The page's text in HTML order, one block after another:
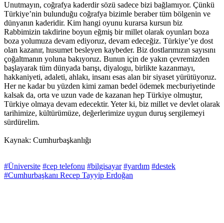
Unutmayın, coğrafya kaderdir sözü sadece bizi bağlamıyor. Çünkü
Türkiye’nin bulunduğu coğrafya bizimle beraber tüm bölgenin ve
dünyanın kaderidir. Kim hangi oyunu kurarsa kursun biz
Rabbimizin takdirine boyun eğmiş bir millet olarak oyunları boza
boza yolumuza devam ediyoruz, devam edeceğiz. Türkiye’ye dost
olan kazanır, husumet besleyen kaybeder. Biz dostlarımızın sayısını
çoğaltmanın yoluna bakıyoruz. Bunun için de yakın çevremizden
başlayarak tüm dünyada barışı, diyalogu, birlikte kazanmayı,
hakkaniyeti, adaleti, ahlakı, insanı esas alan bir siyaset yürütüyoruz.
Her ne kadar bu yüzden kimi zaman bedel ödemek mecburiyetinde
kalsak da, orta ve uzun vade de kazanan hep Türkiye olmuştur,
Türkiye olmaya devam edecektir. Yeter ki, biz millet ve devlet olarak
tarihimize, kültürümüze, değerlerimize uygun duruş sergilemeyi
sürdürelim.
Kaynak: Cumhurbaşkanlığı
#Üniversite #cep telefonu #bilgisayar #yardım #destek
#Cumhurbaşkanı Recep Tayyip Erdoğan